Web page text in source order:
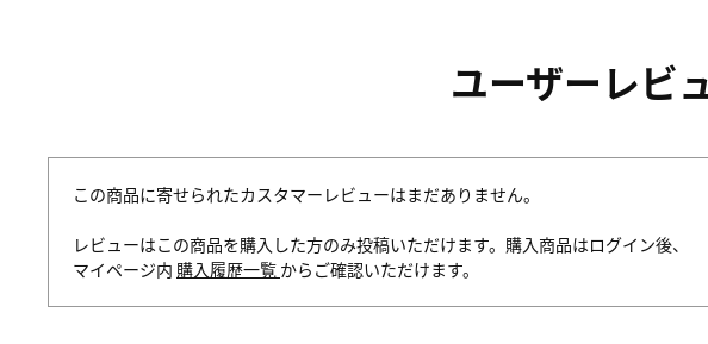
ユーザーレビ
この商品に寄せられたカスタマーレビューはまだありません。
レビューはこの商品を購入した方のみ投稿いただけます。購入商品はログイン後、
マイページ内 購入履歴一覧 からご確認いただけます。